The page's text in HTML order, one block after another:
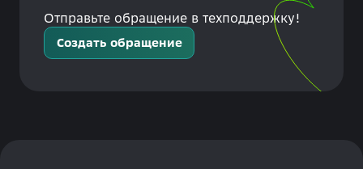
Отправьте обращение в техподдержку!
Создать обращение